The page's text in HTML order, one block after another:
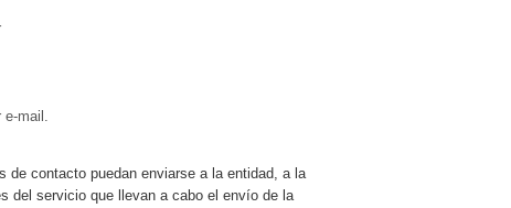
e-mail.
de contacto puedan enviarse a la entidad, a la
del servicio que llevan a cabo el envío de la